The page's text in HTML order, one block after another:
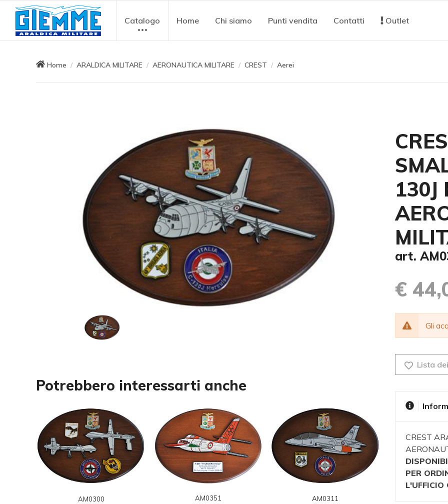
Catalogo Home Chi siamo Punti vendita Contatti Outlet
Home ARALDICA MILITARE AERONAUTICA MILITARE CREST Aerei
Potrebbero interessarti anche
AM0300 AM0351 AM0311
130J
art.
€
Gli
Lista
CREST
PER
L'UFFICIO